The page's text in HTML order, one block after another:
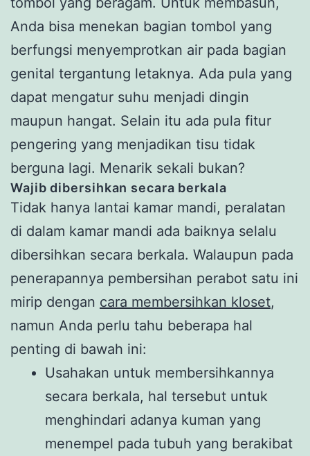
Anda bisa menekan bagian tombol yang
berfungsi menyemprotkan air pada bagian
genital tergantung letaknya. Ada pula yang
dapat mengatur suhu menjadi dingin
maupun hangat. Selain itu ada pula fitur
pengering yang menjadikan tisu tidak
berguna lagi. Menarik sekali bukan?
Wajib dibersihkan secara berkala
Tidak hanya lantai kamar mandi, peralatan
di dalam kamar mandi ada baiknya selalu
dibersihkan secara berkala. Walaupun pada
penerapannya pembersihan perabot satu ini
mirip dengan cara membersihkan kloset,
namun Anda perlu tahu beberapa hal
penting di bawah ini:
Usahakan untuk membersihkannya
secara berkala, hal tersebut untuk
menghindari adanya kuman yang
menempel pada tubuh yang berakibat